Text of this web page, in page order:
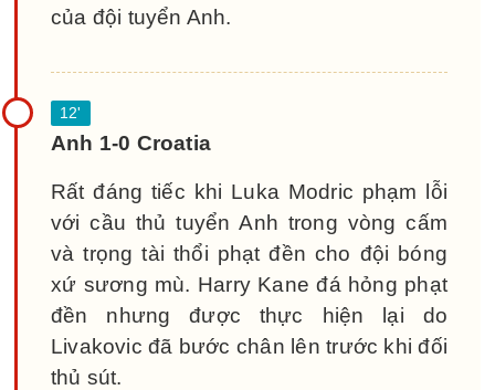
của đội tuyển Anh.
Anh 1-0 Croatia
Rất đáng tiếc khi Luka Modric phạm lỗi
với cầu thủ tuyển Anh trong vòng cấm
và trọng tài thổi phạt đền cho đội bóng
xứ sương mù. Harry Kane đá hỏng phạt
đền nhưng được thực hiện lại do
Livakovic đã bước chân lên trước khi đối
thủ sút.